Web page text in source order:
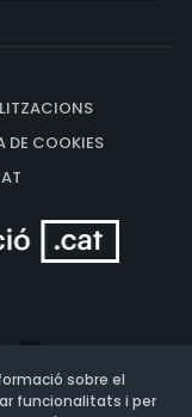
DE COOKIES
sobre el
funcionalitats i per